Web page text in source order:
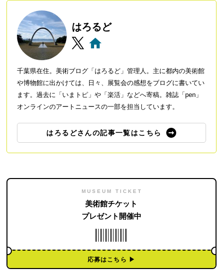
はろるど
千葉県在住。美術ブログ「はろるど」管理人。主に都内の美術館
や博物館に出かけては、日々、展覧会の感想をブログに書いてい
ます。過去に「いまトピ」や「楽活」などへ寄稿。雑誌「pen」
オンラインのアートニュースの一部を担当しています。
はろるどさんの記事一覧はこちら
MUSEUM TICKET
美術館チケット
プレゼント開催中
応募はこちら ▶︎